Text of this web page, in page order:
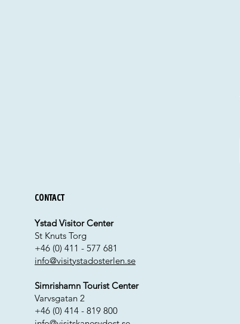
Contact
Ystad Visitor Center
St Knuts Torg
+46 (0) 411 - 577 681
info@visitystadosterlen.se
Simrishamn Tourist Center
Varvsgatan 2
+46 (0) 414 - 819 800